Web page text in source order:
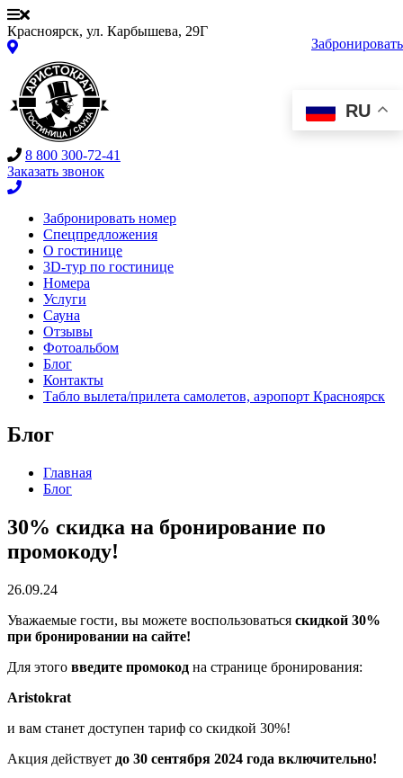
Красноярск, ул. Карбышева, 29Г
8 800 300-72-41
Заказать звонок
RU
Забронировать
Забронировать номер
Спецпредложения
О гостинице
3D-тур по гостинице
Номера
Услуги
Сауна
Отзывы
Фотоальбом
Блог
Контакты
Табло вылета/прилета самолетов, аэропорт Красноярск
Блог
Главная
Блог
30% скидка на бронирование по
промокоду!
26.09.24
Уважаемые гости, вы можете воспользоваться скидкой 30%
при бронировании на сайте!
Для этого введите промокод на странице бронирования:
Aristokrat
и вам станет доступен тариф со скидкой 30%!
Акция действует до 30 сентября 2024 года включительно!